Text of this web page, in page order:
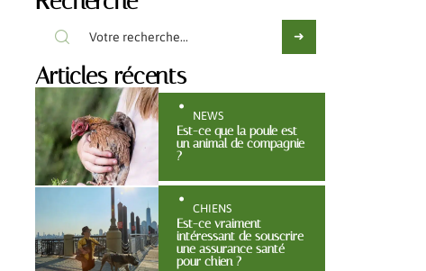
Articles récents
NEWS
Est-ce que la poule est
un animal de compagnie
?
CHIENS
Est-ce vraiment
intéressant de souscrire
une assurance santé
pour chien ?